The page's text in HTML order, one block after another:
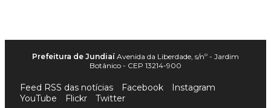
Prefeitura de Jundiaí Avenida da Liberdade, s/nº - Jardim
Botânico - CEP 13214-900
Feed RSS das notícias Facebook
Instagram
YouTube
Flickr Twitter